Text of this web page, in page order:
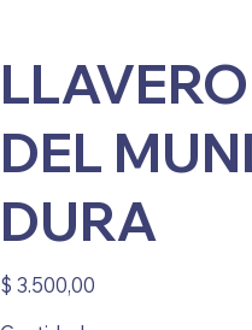
DEL
DURA
Precio
$ 3.500,00